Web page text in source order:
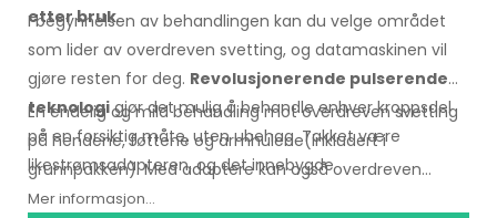
etter bruk.
I begynnelsen av behandlingen kan du velge området
som lider av overdreven svetting, og datamaskinen vil
gjøre resten for deg. Revolusjonerende pulserende
teknologigjør det mulig å behandle enhver kroppsdel
på en forsiktig måte, uten ubehag. Takket være
likestrømsadapteren, og det innebygde
høykapasitetsbatteriet, vil du aldri bli overrasket av
En endelig og mild behandling mot overdreven svetting
på hendene, føttene og armhulene(inkludert i
grunnpakken). Med adaptere kan også overdreven
svette på hodet, pannen, ryggen, rumpen, brystet,
Mer informasjon...